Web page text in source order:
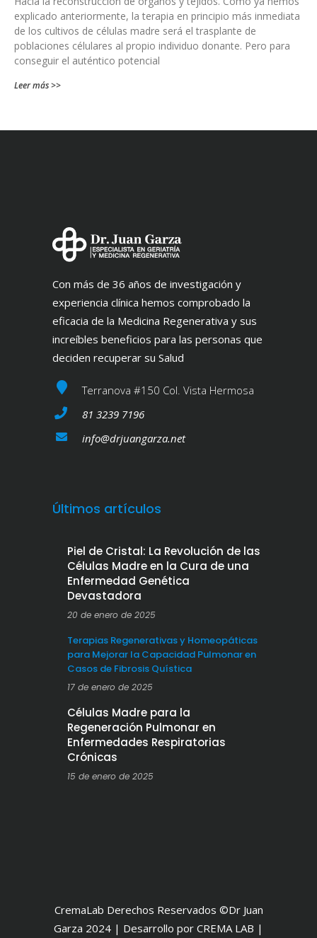
explicado anteriormente, la terapia en principio más inmediata
de los cultivos de células madre será el trasplante de
poblaciones célulares al propio individuo donante. Pero para
conseguir el auténtico potencial
Leer más >>
Con más de 36 años de investigación y
experiencia clínica hemos comprobado la
eficacia de la Medicina Regenerativa y sus
increíbles beneficios para las personas que
deciden recuperar su Salud
Terranova #150 Col. Vista Hermosa
81 3239 7196
info@drjuangarza.net
Últimos artículos
Piel de Cristal: La Revolución de las
Células Madre en la Cura de una
Enfermedad Genética
Devastadora
20 de enero de 2025
Terapias Regenerativas y Homeopáticas
para Mejorar la Capacidad Pulmonar en
Casos de Fibrosis Quística
17 de enero de 2025
Células Madre para la
Regeneración Pulmonar en
Enfermedades Respiratorias
Crónicas
15 de enero de 2025
CremaLab Derechos Reservados ©Dr Juan
Garza 2024 | Desarrollo por CREMA LAB |